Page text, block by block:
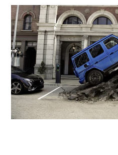
A BIS Z
KONTAKT